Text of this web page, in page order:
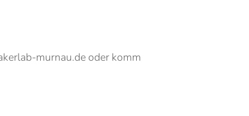
murnau.de oder komm